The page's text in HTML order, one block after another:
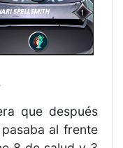
que después
al frente